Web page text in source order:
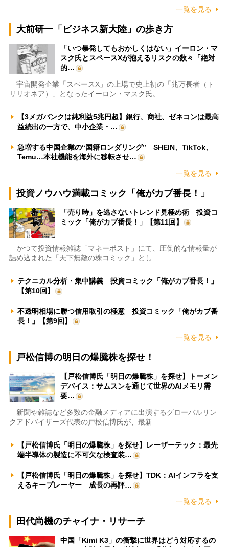
一覧を見る
大前研一「ビジネス新大陸」の歩き方
「いつ暴発してもおかしくはない」イーロン・マ
スク氏とスペースXが抱えるリスクの数々「絶対
的…
宇宙開発企業「スペースX」の上場で史上初の「兆万長者（ト
リリオネア）」となったイーロン・マスク氏。…
【3メガバンクは純利益5兆円超】銀行、商社、ゼネコンは最高
益続出の一方で、中小企業・…
急増する中国企業の“国籍ロンダリング” SHEIN、TikTok、
Temu…本社機能を海外に移転させ…
一覧を見る
投資ノウハウ満載コミック「俺がカブ番長！」
「売り時」を逃さないトレンド見極め術 投資コ
ミック「俺がカブ番長！」【第11回】
かつて投資情報雑誌「マネーポスト」にて、圧倒的な情報量が
詰め込まれた「天下無敵の株コミック」とし…
テクニカル分析・集中講義 投資コミック「俺がカブ番長！」
【第10回】
不透明相場に勝つ信用取引の極意 投資コミック「俺がカブ番
長！」【第9回】
一覧を見る
戸松信博の明日の爆騰株を探せ！
【戸松信博氏「明日の爆騰株」を探せ】トーメン
デバイス：サムスンを通じて世界のAIメモリ需
要…
新聞や雑誌など多数の金融メディアに出演するグローバルリン
クアドバイザーズ代表の戸松信博氏が、最新…
【戸松信博氏「明日の爆騰株」を探せ】レーザーテック：最先
端半導体の製造に不可欠な検査装…
【戸松信博氏「明日の爆騰株」を探せ】TDK：AIインフラを支
えるキープレーヤー 成長の再評…
一覧を見る
田代尚機のチャイナ・リサーチ
中国「Kimi K3」の衝撃に世界はどう対応するの